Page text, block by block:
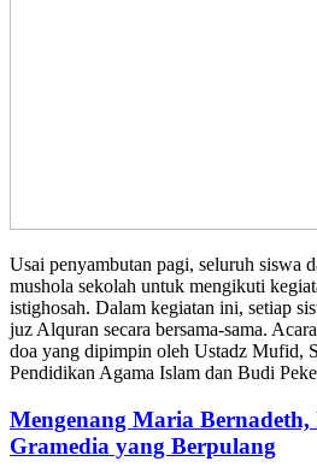
Usai penyambutan pagi, seluruh siswa
mushola sekolah untuk mengikuti
istighosah. Dalam kegiatan ini, setiap
juz Alquran secara bersama-sama.
doa yang dipimpin oleh Ustadz Mufid,
Pendidikan Agama Islam dan Budi
Mengenang Maria
Gramedia yang Berpulang